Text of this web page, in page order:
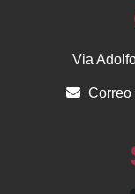
Via
Correo